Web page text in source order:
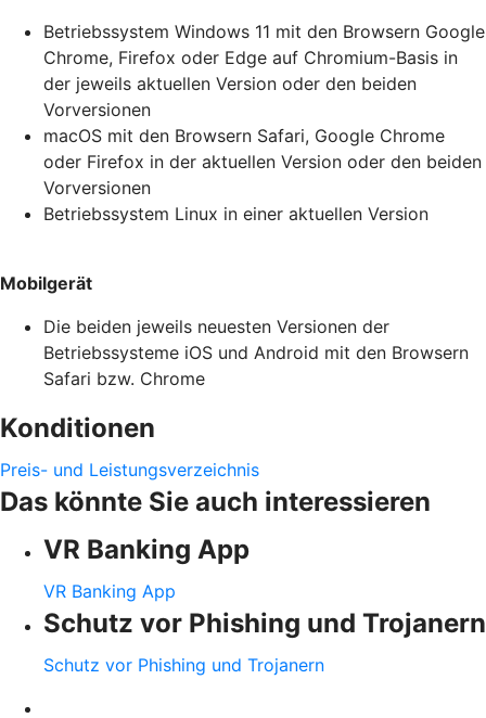
Betriebssystem Windows 11 mit den Browsern Google
Chrome, Firefox oder Edge auf Chromium-Basis in
der jeweils aktuellen Version oder den beiden
Vorversionen
macOS mit den Browsern Safari, Google Chrome
oder Firefox in der aktuellen Version oder den beiden
Vorversionen
Betriebssystem Linux in einer aktuellen Version
Mobilgerät
Die beiden jeweils neuesten Versionen der
Betriebssysteme iOS und Android mit den Browsern
Safari bzw. Chrome
Konditionen
Preis- und Leistungsverzeichnis
Das könnte Sie auch interessieren
VR Banking App
VR Banking App
Schutz vor Phishing und Trojanern
Schutz vor Phishing und Trojanern